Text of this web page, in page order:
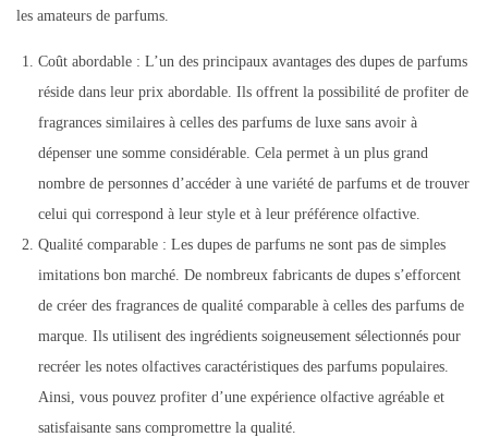
les amateurs de parfums.
Coût abordable : L’un des principaux avantages des dupes de parfums
réside dans leur prix abordable. Ils offrent la possibilité de profiter de
fragrances similaires à celles des parfums de luxe sans avoir à
dépenser une somme considérable. Cela permet à un plus grand
nombre de personnes d’accéder à une variété de parfums et de trouver
celui qui correspond à leur style et à leur préférence olfactive.
Qualité comparable : Les dupes de parfums ne sont pas de simples
imitations bon marché. De nombreux fabricants de dupes s’efforcent
de créer des fragrances de qualité comparable à celles des parfums de
marque. Ils utilisent des ingrédients soigneusement sélectionnés pour
recréer les notes olfactives caractéristiques des parfums populaires.
Ainsi, vous pouvez profiter d’une expérience olfactive agréable et
satisfaisante sans compromettre la qualité.